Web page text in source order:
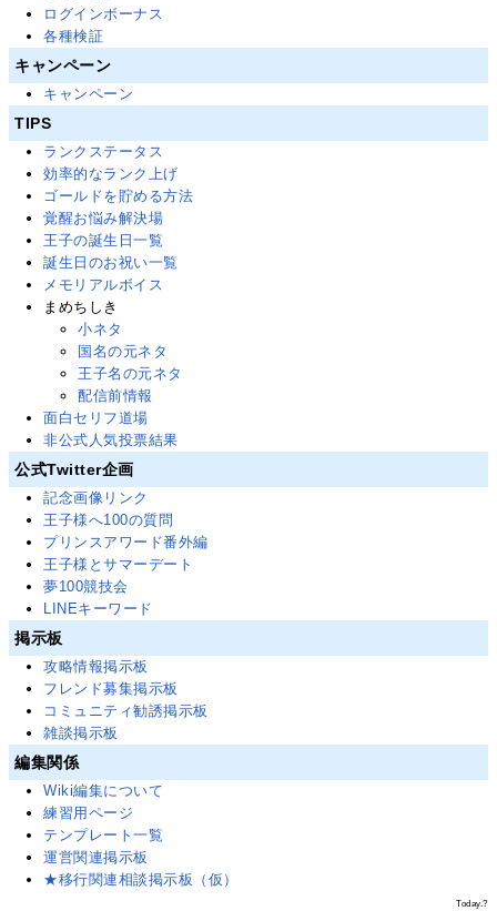
ログインボーナス
各種検証
キャンペーン
キャンペーン
TIPS
ランクステータス
効率的なランク上げ
ゴールドを貯める方法
覚醒お悩み解決場
王子の誕生日一覧
誕生日のお祝い一覧
メモリアルボイス
まめちしき
小ネタ
国名の元ネタ
王子名の元ネタ
配信前情報
面白セリフ道場
非公式人気投票結果
公式Twitter企画
記念画像リンク
王子様へ100の質問
プリンスアワード番外編
王子様とサマーデート
夢100競技会
LINEキーワード
掲示板
攻略情報掲示板
フレンド募集掲示板
コミュニティ勧誘掲示板
雑談掲示板
編集関係
Wiki編集について
練習用ページ
テンプレート一覧
運営関連掲示板
★移行関連相談掲示板（仮）
Today.?